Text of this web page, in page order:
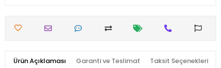
Ürün Açıklaması Garanti ve Teslimat Taksit Seçenekleri